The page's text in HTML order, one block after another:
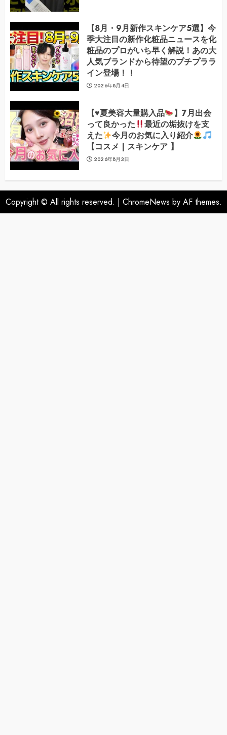
【8月・9月新作スキンケア5選】今
季大注目の新作化粧品ニュースを化
粧品のプロがいち早く解説！あの大
人気ブランドから待望のプチプララ
イン登場！！
2026年8月4日
【♥️夏美容大量購入品
】7月出会
って良かった
最近の垢抜けを支
えた
今月のお気に入り紹介
【コスメ | スキンケア 】
2026年8月3日
Copyright © All rights reserved. | ChromeNews by AF themes.